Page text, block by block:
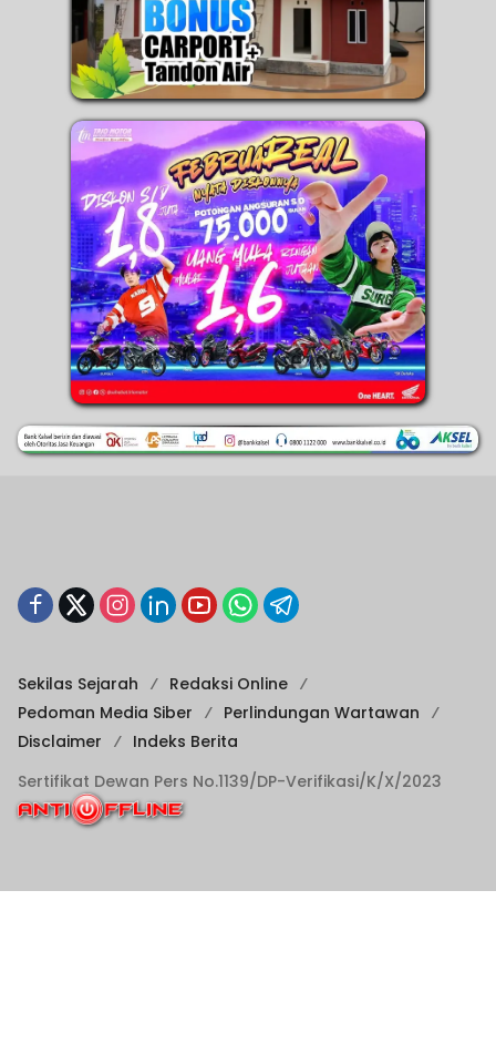
Sekilas Sejarah
Redaksi Online
Pedoman Media Siber
Perlindungan Wartawan
Disclaimer
Indeks Berita
Sertifikat Dewan Pers No.1139/DP-Verifikasi/K/X/2023